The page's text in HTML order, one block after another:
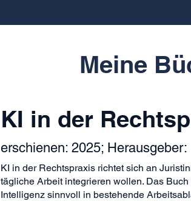
Meine
KI in der
erschienen: 2025;
KI in der Rechtspraxis richtet sich an
tägliche Arbeit integrieren wollen. Das
Intelligenz sinnvoll in bestehende